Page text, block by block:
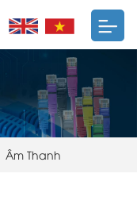
Âm Thanh